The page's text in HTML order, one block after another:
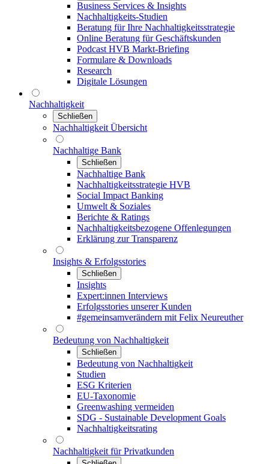
Business Services & Insights
Nachhaltigkeits-Studien
Beratung für Ihre Nachhaltigkeitsstrategie
Online Beratung für Geschäftskunden
Podcast HVB Markt-Briefing
Formulare & Downloads
Research
Digitale Lösungen
Nachhaltigkeit
Schließen
Nachhaltigkeit Übersicht
Nachhaltige Bank
Schließen
Nachhaltige Bank
Nachhaltigkeitsstrategie HVB
Social Impact Banking
Umwelt & Soziales
Berichte & Ratings
Nachhaltigkeitsbezogene Offenlegungen
Erklärung zur Transparenz
Insights & Erfolgsstories
Schließen
Insights
Expert:innen Interviews
Erfolgsstories unserer Kunden
#gemeinsamverändern mit Felix Neureuther
Bedeutung von Nachhaltigkeit
Schließen
Bedeutung von Nachhaltigkeit
Studien
ESG Kriterien
EU-Taxonomie
Greenwashing vermeiden
SDG - Sustainable Development Goals
Nachhaltigkeitsrating
Nachhaltigkeit für Privatkunden